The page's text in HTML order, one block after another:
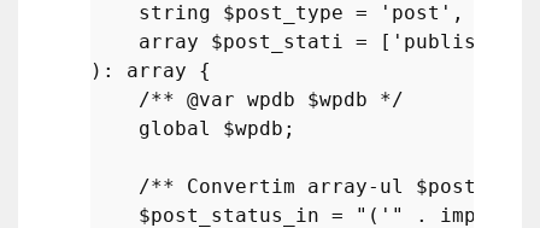
string
$post_type = 'post' ,
array
$post_stati = [ 'publish'
): array
{
/** @var wpdb $wpdb */
global
$wpdb ;
/** Convertim array-ul
$post_status_in = "('" . implode